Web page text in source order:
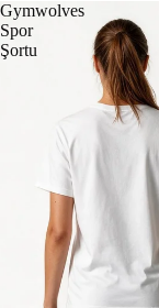
Gymwolves
Spor
Şortu